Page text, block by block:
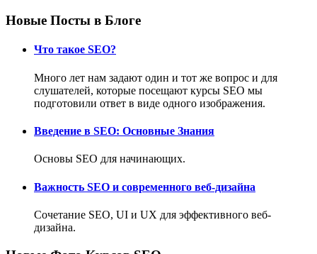
Новые Посты в Блоге
Что такое SEO?
Много лет нам задают один и тот же вопрос и для
слушателей, которые посещают курсы SEO мы
подготовили ответ в виде одного изображения.
Введение в SEO: Основные Знания
Основы SEO для начинающих.
Важность SEO и современного веб-дизайна
Сочетание SEO, UI и UX для эффективного веб-
дизайна.